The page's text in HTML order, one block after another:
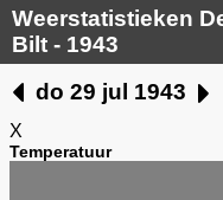
Weerstatistieken
Bilt - 1943
do 29 jul 1943
X
Temperatuur